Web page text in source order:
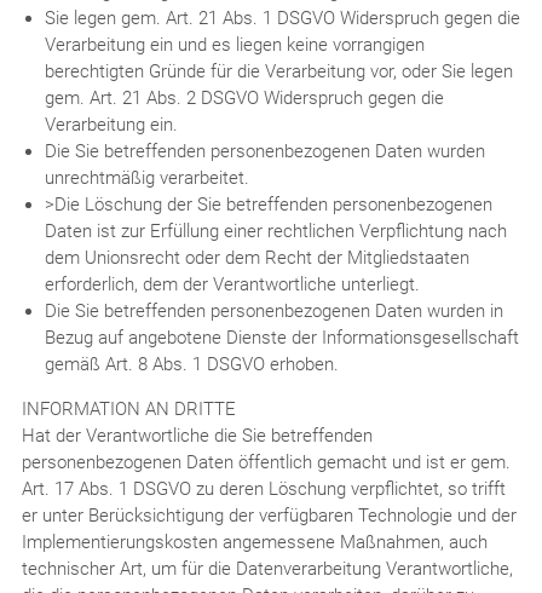
Sie legen gem. Art. 21 Abs. 1 DSGVO Widerspruch gegen die
Verarbeitung ein und es liegen keine vorrangigen
berechtigten Gründe für die Verarbeitung vor, oder Sie legen
gem. Art. 21 Abs. 2 DSGVO Widerspruch gegen die
Verarbeitung ein.
Die Sie betreffenden personenbezogenen Daten wurden
unrechtmäßig verarbeitet.
>Die Löschung der Sie betreffenden personenbezogenen
Daten ist zur Erfüllung einer rechtlichen Verpflichtung nach
dem Unionsrecht oder dem Recht der Mitgliedstaaten
erforderlich, dem der Verantwortliche unterliegt.
Die Sie betreffenden personenbezogenen Daten wurden in
Bezug auf angebotene Dienste der Informationsgesellschaft
gemäß Art. 8 Abs. 1 DSGVO erhoben.
INFORMATION AN DRITTE
Hat der Verantwortliche die Sie betreffenden
personenbezogenen Daten öffentlich gemacht und ist er gem.
Art. 17 Abs. 1 DSGVO zu deren Löschung verpflichtet, so trifft
er unter Berücksichtigung der verfügbaren Technologie und der
Implementierungskosten angemessene Maßnahmen, auch
technischer Art, um für die Datenverarbeitung Verantwortliche,